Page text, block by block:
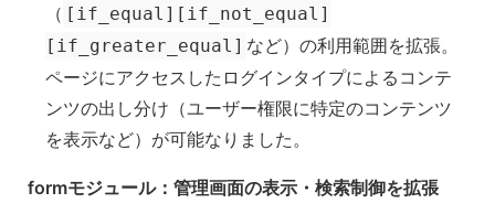
（ [if_equal][if_not_equal]
[if_greater_equal] など）の利用範囲を拡張。
ページにアクセスしたログインタイプによるコンテ
ンツの出し分け（ユーザー権限に特定のコンテンツ
を表示など）が可能なりました。
formモジュール：管理画面の表示・検索制御を拡張